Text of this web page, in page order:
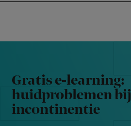
navigation
content
Nursing
Gratis e-learning:
huidproblemen bij
incontinentie